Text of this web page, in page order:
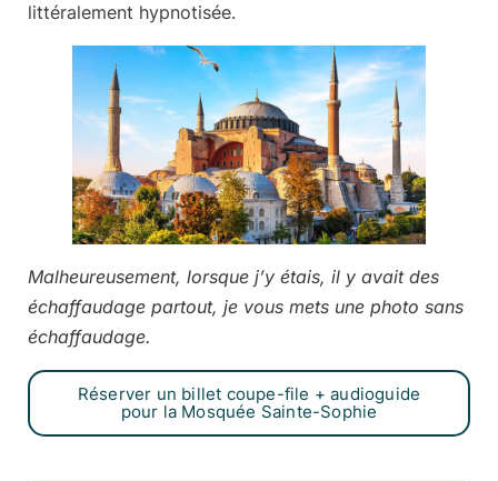
littéralement hypnotisée.
Malheureusement, lorsque j’y étais, il y avait des
échaffaudage partout, je vous mets une photo sans
échaffaudage.
Réserver un billet coupe-file + audioguide
pour la Mosquée Sainte-Sophie